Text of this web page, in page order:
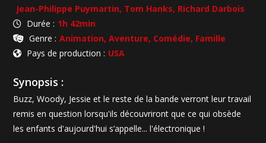
Jean-Philippe Puymartin, Tom Hanks, Richard Darbois
Durée : 1h 42min
Genre : Animation, Aventure, Comédie, Famille
Pays de production : USA
Synopsis :
Buzz, Woody, Jessie et le reste de la bande verront leur travail
remis en question lorsqu'ils découvriront que ce qui obsède
les enfants d'aujourd'hui s’appelle... l'électronique !